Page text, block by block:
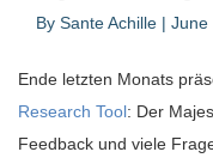
By Sante Achille | June
Ende letzten Monats
Research Tool: Der
Feedback und viele